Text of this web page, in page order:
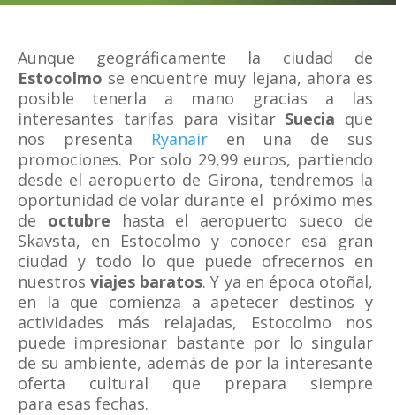
Aunque geográficamente la ciudad de
Estocolmo se encuentre muy lejana, ahora es
posible tenerla a mano gracias a las
interesantes tarifas para visitar Suecia que
nos presenta Ryanairen una de sus
promociones. Por solo 29,99 euros, partiendo
desde el aeropuerto de Girona, tendremos la
oportunidad de volar durante el próximo mes
de octubre hasta el aeropuerto sueco de
Skavsta, en Estocolmo y conocer esa gran
ciudad y todo lo que puede ofrecernos en
nuestrosviajes baratos. Y ya en época otoñal,
en la que comienza a apetecer destinos y
actividades más relajadas, Estocolmo nos
puede impresionar bastante por lo singular
de su ambiente, además de por la interesante
oferta cultural que prepara siempre
para esas fechas.